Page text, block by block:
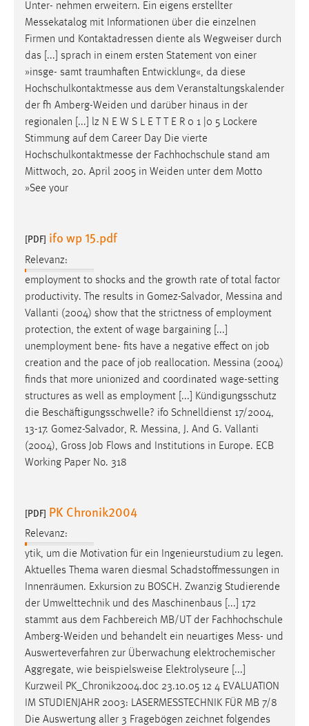
Unter- nehmen erweitern. Ein eigens erstellter
Messekatalog mit Informationen über die einzelnen
Firmen und Kontaktadressen diente als Wegweiser durch
das [...] sprach in einem ersten Statement von einer
»insge- samt traumhaften Entwicklung«, da diese
Hochschulkontaktmesse aus dem Veranstaltungskalender
der fh Amberg-Weiden und darüber hinaus in der
regionalen [...] lz N E W S L E T T E R 0 1 |0 5 Lockere
Stimmung auf dem Career Day Die vierte
Hochschulkontaktmesse der Fachhochschule stand am
Mittwoch, 20. April 2005 in Weiden unter dem Motto
»See your
[PDF] ifo wp 15.pdf
Relevanz:
employment to shocks and the growth rate of total factor
productivity. The results in Gomez-Salvador, Messina and
Vallanti (2004) show that the strictness of employment
protection, the extent of wage bargaining [...]
unemployment bene- fits have a negative effect on job
creation and the pace of job reallocation. Messina (2004)
finds that more unionized and coordinated wage-setting
structures as well as employment [...] Kündigungsschutz
die Beschäftigungsschwelle? ifo Schnelldienst 17/2004,
13-17. Gomez-Salvador, R. Messina, J. And G. Vallanti
(2004), Gross Job Flows and Institutions in Europe. ECB
Working Paper No. 318
[PDF] PK Chronik2004
Relevanz:
ytik, um die Motivation für ein Ingenieurstudium zu legen.
Aktuelles Thema waren diesmal Schadstoffmessungen in
Innenräumen. Exkursion zu BOSCH. Zwanzig Studierende
der Umwelttechnik und des Maschinenbaus [...] 172
stammt aus dem Fachbereich MB/UT der Fachhochschule
Amberg-Weiden und behandelt ein neuartiges Mess- und
Auswerteverfahren zur Überwachung elektrochemischer
Aggregate, wie beispielsweise Elektrolyseure [...]
Kurzweil PK_Chronik2004.doc 23.10.05 12 4 EVALUATION
IM STUDIENJAHR 2003: LASERMESSTECHNIK FÜR MB 7/8
Die Auswertung aller 3 Fragebögen zeichnet folgendes